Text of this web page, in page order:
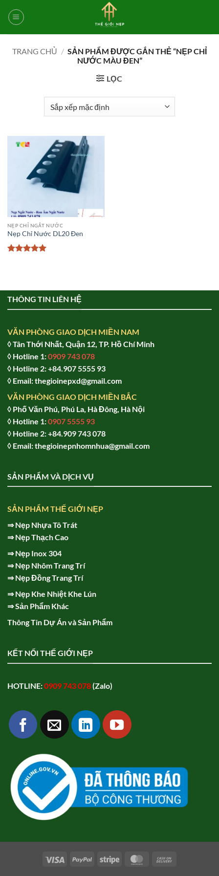
qua
TRANG CHỦ / SẢN PHẨM ĐƯỢC GẮN THẺ “NẸP CHỈ
NƯỚC MÀU ĐEN”
LỌC
NẸP CHỈ NGẮT NƯỚC
Nẹp Chỉ Nước DL20 Đen
THÔNG TIN LIÊN HỆ
VĂN PHÒNG GIAO DỊCH MIỀN NAM
◊ Tân Thới Nhất, Quận 12, TP. Hồ Chí Minh
◊ Hotline 1:0909 743 078
◊ Hotline 2: +84.907 5555 93
◊ Email: thegioinepxd@gmail.com
VĂN PHÒNG GIAO DỊCH MIỀN BẮC
◊ Phố Văn Phú, Phú La, Hà Đông, Hà Nội
◊ Hotline 1:0907 5555 93
◊ Hotline 2:+84.909 743 078
◊ Email: thegioinepnhomnhua@gmail.com
SẢN PHẨM VÀ DỊCH VỤ
SẢN PHẨM THẾ GIỚI NẸP
⇒Nẹp Nhựa Tô Trát
⇒Nẹp Thạch Cao
⇒Nẹp Inox 304
⇒Nẹp Nhôm Trang Trí
⇒Nẹp Đồng Trang Trí
⇒Nẹp Khe Nhiệt Khe Lún
⇒Sản Phẩm Khác
Thông Tin Dự Án và Sản Phẩm
KẾT NỐI THẾ GIỚI NẸP
HOTLINE:0909 743 078(Zalo)
Visa PayPal Stripe MasterCard